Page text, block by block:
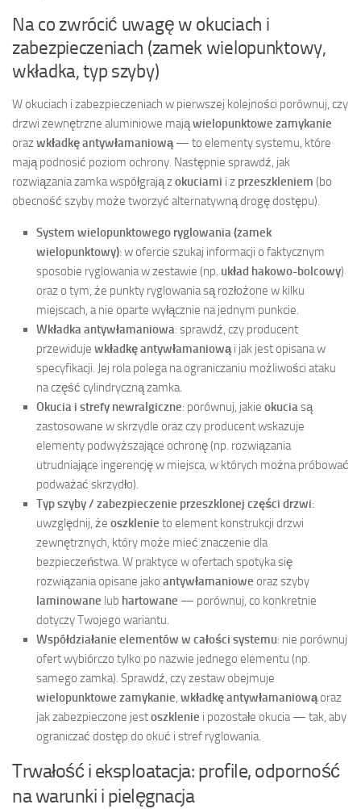
Na co zwrócić uwagę w okuciach i
zabezpieczeniach (zamek wielopunktowy,
wkładka, typ szyby)
W okuciach i zabezpieczeniach w pierwszej kolejności porównuj, czy
drzwi zewnętrzne aluminiowe mająwielopunktowe zamykanie
orazwkładkę antywłamaniową— to elementy systemu, które
mają podnosić poziom ochrony. Następnie sprawdź, jak
rozwiązania zamka współgrają zokuciami i z przeszkleniem (bo
obecność szyby może tworzyć alternatywną drogę dostępu).
System wielopunktowego ryglowania (zamek
wielopunktowy): w ofercie szukaj informacji o faktycznym
sposobie ryglowania w zestawie (np. układ hakowo-bolcowy)
oraz o tym, że punkty ryglowania są rozłożone w kilku
miejscach, a nie oparte wyłącznie na jednym punkcie.
Wkładka antywłamaniowa: sprawdź, czy producent
przewiduje wkładkę antywłamaniowąi jak jest opisana w
specyfikacji. Jej rola polega na ograniczaniu możliwości ataku
na część cylindryczną zamka.
Okucia i strefy newralgiczne: porównuj, jakie okuciasą
zastosowane w skrzydle oraz czy producent wskazuje
elementy podwyższające ochronę (np. rozwiązania
utrudniające ingerencję w miejsca, w których można próbować
podważać skrzydło).
Typ szyby / zabezpieczenie przeszklonej części drzwi:
uwzględnij, że oszklenie to element konstrukcji drzwi
zewnętrznych, który może mieć znaczenie dla
bezpieczeństwa. W praktyce w ofertach spotyka się
rozwiązania opisane jako antywłamaniowe oraz szyby
laminowane lub hartowane — porównuj, co konkretnie
dotyczy Twojego wariantu.
Współdziałanie elementów w całości systemu: nie porównuj
ofert wybiórczo tylko po nazwie jednego elementu (np.
samego zamka). Sprawdź, czy zestaw obejmuje
wielopunktowe zamykanie, wkładkę antywłamaniowąoraz
jak zabezpieczone jestoszklenie i pozostałe okucia — tak, aby
ograniczać dostęp do okuć i stref ryglowania.
Trwałość i eksploatacja: profile, odporność
na warunki i pielęgnacja